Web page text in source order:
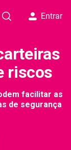
Entrar
riscos
facilitar as
de segurança